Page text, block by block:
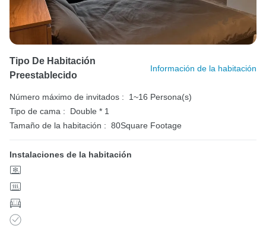
Tipo De Habitación
Preestablecido
Información de la habitación
Número máximo de invitados :
1~16 Persona(s)
Tipo de cama :
Double * 1
Tamaño de la habitación : 80Square Footage
Instalaciones de la habitación